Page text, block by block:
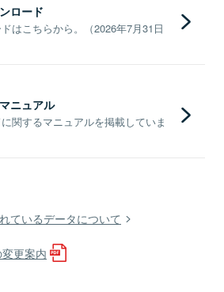
ロード
はこちらから。（2026年7月31日
ニュアル
関するマニュアルを掲載していま
ているデータについて
更案内